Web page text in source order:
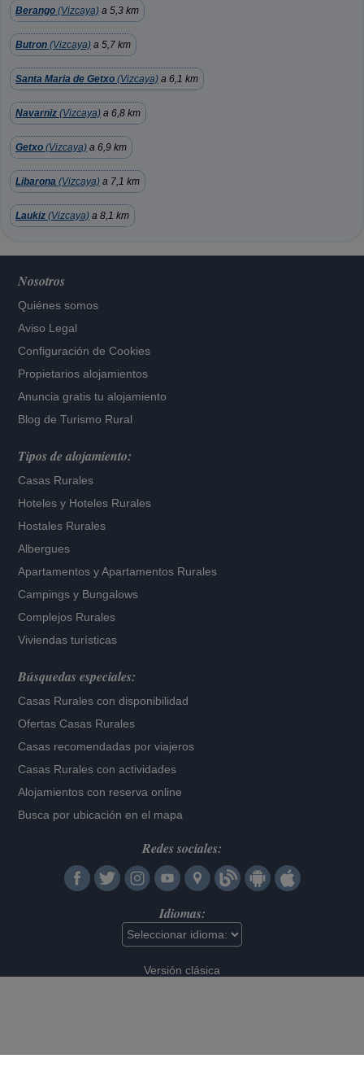
Berango (Vizcaya) a 5,3 km
Butron (Vizcaya) a 5,7 km
Santa Maria de Getxo (Vizcaya) a 6,1 km
Navarniz (Vizcaya) a 6,8 km
Getxo (Vizcaya) a 6,9 km
Libarona (Vizcaya) a 7,1 km
Laukiz (Vizcaya) a 8,1 km
Nosotros
Quiénes somos
Aviso Legal
Configuración de Cookies
Propietarios alojamientos
Anuncia gratis tu alojamiento
Blog de Turismo Rural
Tipos de alojamiento:
Casas Rurales
Hoteles y Hoteles Rurales
Hostales Rurales
Albergues
Apartamentos yApartamentos Rurales
Campings y Bungalows
Complejos Rurales
Viviendas turísticas
Búsquedas especiales:
Casas Rurales con disponibilidad
Ofertas Casas Rurales
Casas recomendadas por viajeros
Casas Rurales con actividades
Alojamientos con reserva online
Busca por ubicación en el mapa
Redes sociales:
Idiomas:
Versión clásica